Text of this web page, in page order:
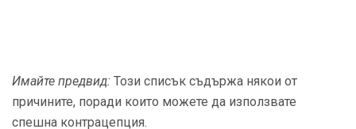
Имайте предвид: Този списък съдържа някои от
причините, поради които можете да използвате
спешна контрацепция.